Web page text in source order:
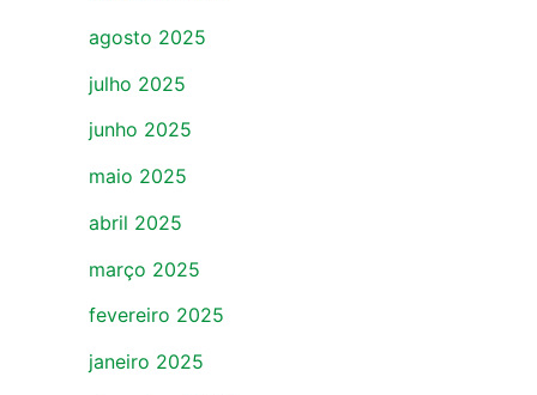
agosto 2025
julho 2025
junho 2025
maio 2025
abril 2025
março 2025
fevereiro 2025
janeiro 2025